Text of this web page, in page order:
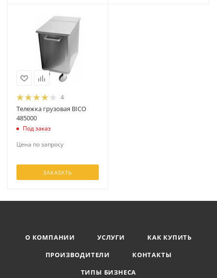
4
Тележка грузовая BICO
485000
Под заказ
Цена по запросу
ЗАКАЗАТЬ
О КОМПАНИИ УСЛУГИ
КАК КУПИТЬ
ПРОИЗВОДИТЕЛИ
КОНТАКТЫ
ТИПЫ БИЗНЕСА